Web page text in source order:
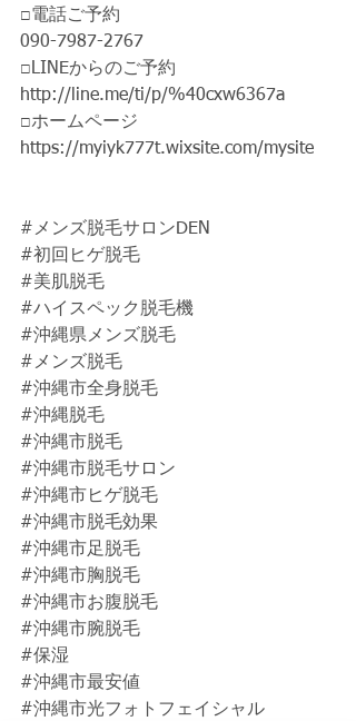
□電話ご予約
090-7987-2767
□LINEからのご予約
http://line.me/ti/p/%40cxw6367a
□ホームページ
https://myiyk777t.wixsite.com/mysite
#メンズ脱毛サロンDEN
#初回ヒゲ脱毛
#美肌脱毛
#ハイスペック脱毛機
#沖縄県メンズ脱毛
#メンズ脱毛
#沖縄市全身脱毛
#沖縄脱毛
#沖縄市脱毛
#沖縄市脱毛サロン
#沖縄市ヒゲ脱毛
#沖縄市脱毛効果
#沖縄市足脱毛
#沖縄市胸脱毛
#沖縄市お腹脱毛
#沖縄市腕脱毛
#保湿
#沖縄市最安値
#沖縄市光フォトフェイシャル